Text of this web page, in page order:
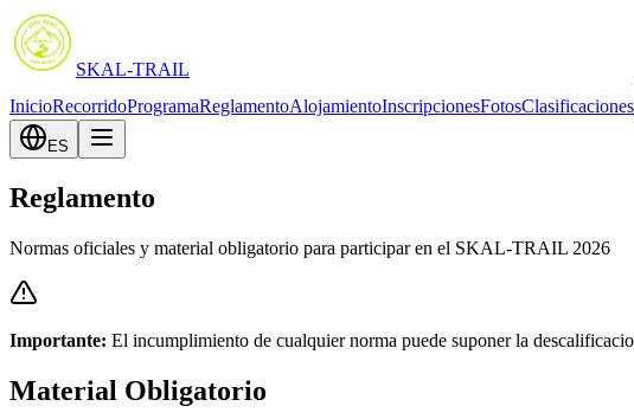
SKAL-TRAIL
InicioRecorridoProgramaReglamentoAlojamientoInscripcionesFotosClasificaciones
ES
Reglamento
Normas oficiales y material obligatorio para participar en el SKAL-TRAIL 2026
Importante: El incumplimiento de cualquier norma puede suponer la
Material Obligatorio